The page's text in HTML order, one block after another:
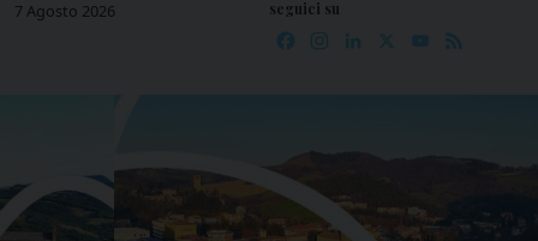
Skip7 Agosto 2026 seguici su
Facebook
Instagram
LinkedIn YouTube